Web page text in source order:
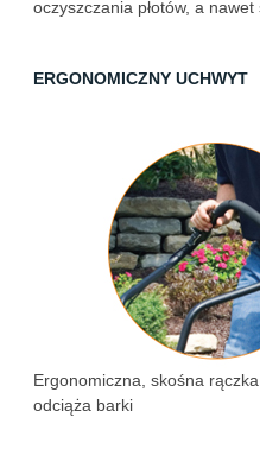
oczyszczania płotów, a
ERGONOMICZNY UCHWYT
Ergonomiczna, skośna
odciąża barki